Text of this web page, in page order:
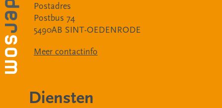
Postadres
Postbus 74
5490AB SINT-OEDENRODE
Meer contactinfo
Diensten